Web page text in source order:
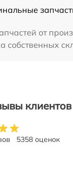
от
собственных
клиентов
5358 оценок